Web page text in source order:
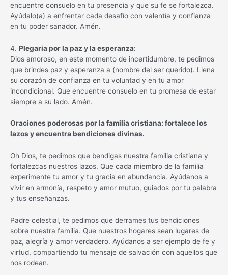
encuentre consuelo en tu presencia y que su fe se fortalezca.
Ayúdalo(a) a enfrentar cada desafío con valentía y confianza
en tu poder sanador. Amén.
4. Plegaria por la paz y la esperanza:
Dios amoroso, en este momento de incertidumbre, te pedimos
que brindes paz y esperanza a (nombre del ser querido). Llena
su corazón de confianza en tu voluntad y en tu amor
incondicional. Que encuentre consuelo en tu promesa de estar
siempre a su lado. Amén.
Oraciones poderosas por la familia cristiana: fortalece los
lazos y encuentra bendiciones divinas.
Oh Dios, te pedimos que bendigas nuestra familia cristiana y
fortalezcas nuestros lazos. Que cada miembro de la familia
experimente tu amor y tu gracia en abundancia. Ayúdanos a
vivir en armonía, respeto y amor mutuo, guiados por tu palabra
y tus enseñanzas.
Padre celestial, te pedimos que derrames tus bendiciones
sobre nuestra familia. Que nuestros hogares sean lugares de
paz, alegría y amor verdadero. Ayúdanos a ser ejemplo de fe y
virtud, compartiendo tu mensaje de salvación con aquellos que
nos rodean.